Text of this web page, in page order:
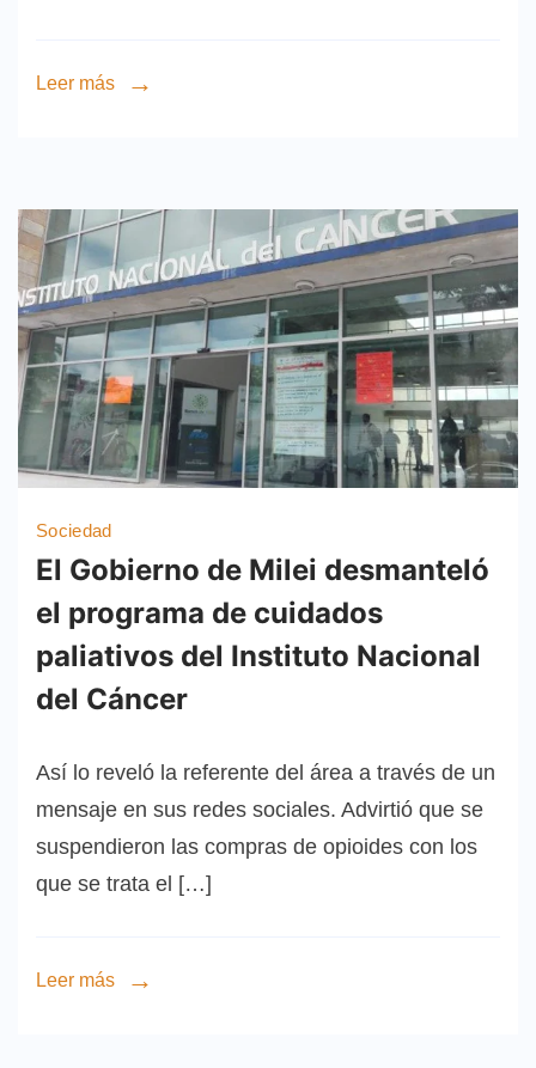
Leer más
Sociedad
El Gobierno de Milei desmanteló
el programa de cuidados
paliativos del Instituto Nacional
del Cáncer
Así lo reveló la referente del área a través de un
mensaje en sus redes sociales. Advirtió que se
suspendieron las compras de opioides con los
que se trata el […]
Leer más